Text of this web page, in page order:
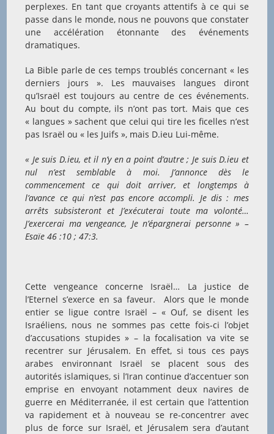
perplexes. En tant que croyants attentifs à ce qui se
passe dans le monde, nous ne pouvons que constater
une accélération étonnante des événements
dramatiques.
La Bible parle de ces temps troublés concernant « les
derniers jours ». Les mauvaises langues diront
qu’Israël est toujours au centre de ces événements.
Au bout du compte, ils n’ont pas tort. Mais que ces
« langues » sachent que celui qui tire les ficelles n’est
pas Israël ou « les Juifs », mais D.ieu Lui-même.
« Je suis D.ieu, et il n’y en a point d’autre ; Je suis D.ieu et
nul n’est semblable à moi. J’annonce dès le
commencement ce qui doit arriver, et longtemps à
l’avance ce qui n’est pas encore accompli. Je dis : mes
arrêts subsisteront et J’exécuterai toute ma volonté…
J’exercerai ma vengeance, Je n’épargnerai personne » –
Esaïe 46 :10 ; 47:3.
Cette vengeance concerne Israël… La justice de
l’Eternel s’exerce en sa faveur. Alors que le monde
entier se ligue contre Israël – « Ouf, se disent les
Israéliens, nous ne sommes pas cette fois-ci l’objet
d’accusations stupides » – la focalisation va vite se
recentrer sur Jérusalem. En effet, si tous ces pays
arabes environnant Israël se placent sous des
autorités islamiques, si l’Iran continue d’accentuer son
emprise en envoyant notamment deux navires de
guerre en Méditerranée, il est certain que l’attention
va rapidement et à nouveau se re-concentrer avec
plus de force sur Israël, et Jérusalem sera d’autant